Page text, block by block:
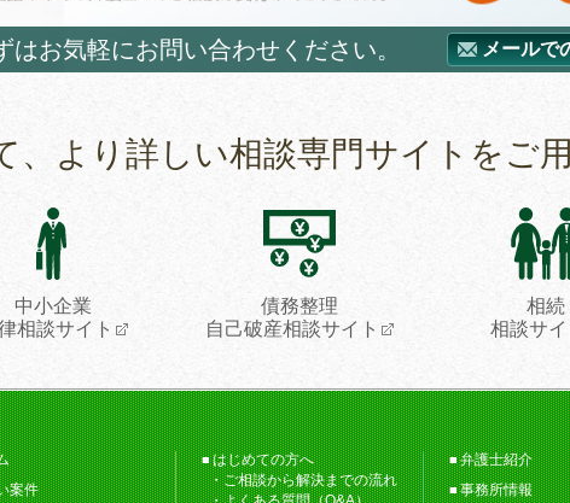
お気軽にお問い合わせください。 メールで
、より詳しい相談専門サイトをご
中小企業
相談サイト
債務整理
自己破産相談サイト
相続
相談サ
案件
はじめての方へ
ご相談から解決までの流れ
弁護士紹介
事務所情報